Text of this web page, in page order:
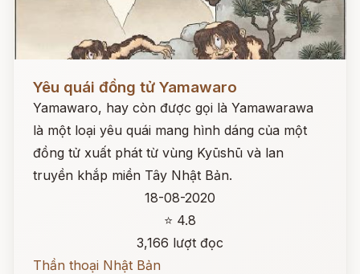
Yêu quái đồng tử Yamawaro
Yamawaro, hay còn được gọi là Yamawarawa
là một loại yêu quái mang hình dáng của một
đồng tử xuất phát từ vùng Kyūshū và lan
truyền khắp miền Tây Nhật Bản.
18-08-2020
⭐ 4.8
3,166 lượt đọc
Thần thoại Nhật Bản